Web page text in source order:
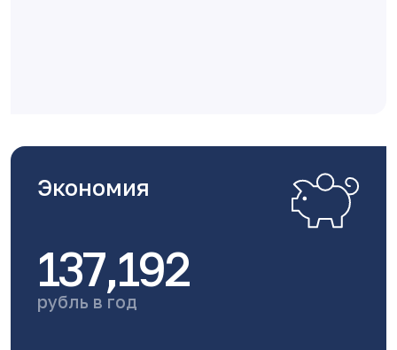
Экономия
137,192
рубль в год